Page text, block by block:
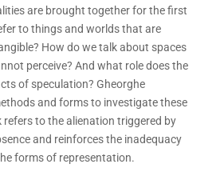
are brought together for the first
to things and worlds that are
How do we talk about spaces
perceive? And what role does the
of speculation? Gheorghe
and forms to investigate these
to the alienation triggered by
and reinforces the inadequacy
forms of representation.